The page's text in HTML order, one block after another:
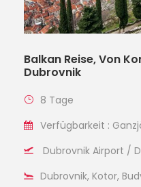
Balkan Reise, Von
Dubrovnik
8 Tage
Verfügbarkeit :
Dubrovnik Airport /
Dubrovnik, Kotor,